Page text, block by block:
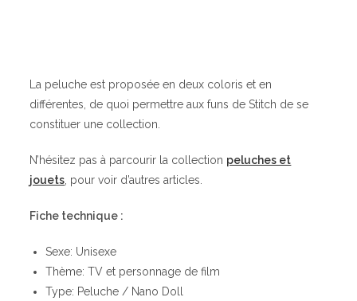
La peluche est proposée en deux coloris et en
différentes, de quoi permettre aux funs de Stitch de se
constituer une collection.
N’hésitez pas à parcourir la collection peluches et
jouets , pour voir d’autres articles.
Fiche technique :
Sexe: Unisexe
Thème: TV et personnage de film
Type: Peluche / Nano Doll